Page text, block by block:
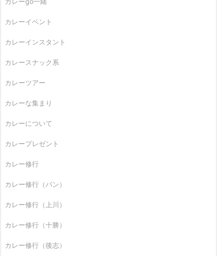
カレーイベント
カレーインスタント
カレースナック系
カレーツアー
カレーな集まり
カレーについて
カレープレゼント
カレー修行
カレー修行（パン）
カレー修行（上川）
カレー修行（十勝）
カレー修行（後志）